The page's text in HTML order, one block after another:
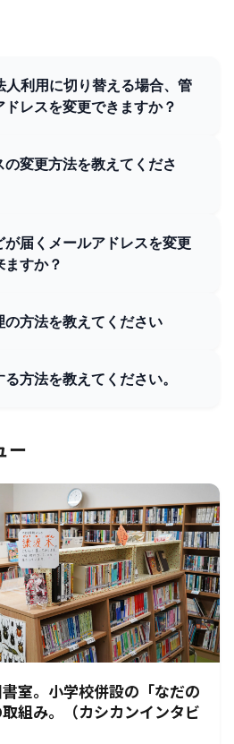
人利用に切り替える場合、管
レスを変更できますか？
の変更方法を教えてくださ
が届くメールアドレスを変更
すか？
の方法を教えてください
方法を教えてください。
ー
室。小学校併設の「なだの
組み。（カシカンインタビ